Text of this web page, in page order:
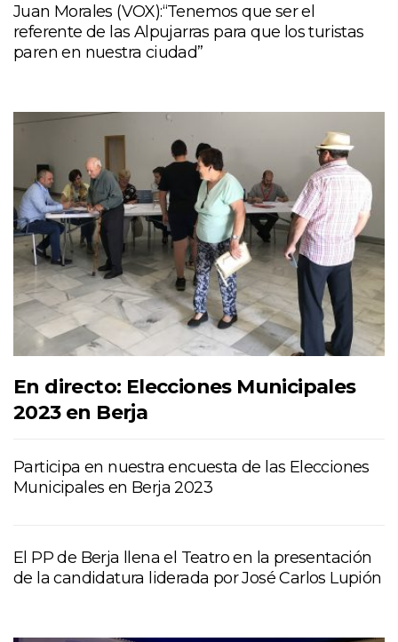
Juan Morales (VOX):“Tenemos que ser el
referente de las Alpujarras para que los turistas
paren en nuestra ciudad”
En directo: Elecciones Municipales
2023 en Berja
Participa en nuestra encuesta de las Elecciones
Municipales en Berja 2023
El PP de Berja llena el Teatro en la presentación
de la candidatura liderada por José Carlos Lupión